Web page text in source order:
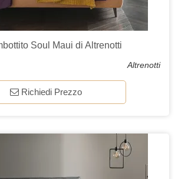
Soul Maui di Altrenotti
Altrenotti
Richiedi Prezzo